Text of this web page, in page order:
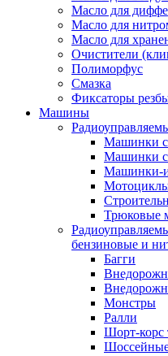
Масло для
Масло для
Масло для
Очистители
Полиморфус
Смазка
Фиксаторы
Машины
Машинки с
Машинки с
Машинки-
Трюковые
бензиновые и
Багги
Монстры
Ралли
Шорт-корс